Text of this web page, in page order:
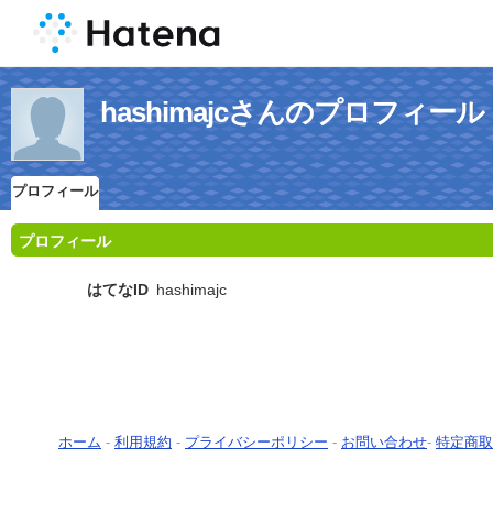
hashimajcさんのプロフィール
プロフィール
プロフィール
はてなID hashimajc
ホーム - 利用規約 - プライバシーポリシー - お問い合わせ- 特定商